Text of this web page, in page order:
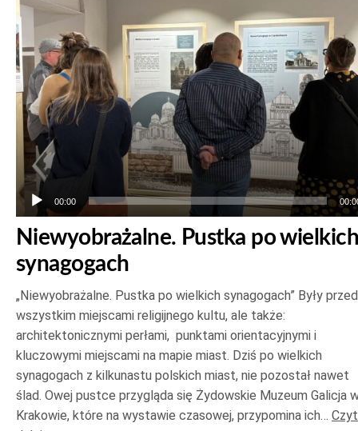
00:00
Niewyobrażalne. Pustka po wielkich
synagogach
„Niewyobrażalne. Pustka po wielkich synagogach” Były
wszystkim miejscami religijnego kultu, ale także:
architektonicznymi perłami, punktami orientacyjnymi i
kluczowymi miejscami na mapie miast. Dziś po wielkich
synagogach z kilkunastu polskich miast, nie pozostał nawet
ślad. Owej pustce przygląda się Żydowskie Muzeum Galicja
Krakowie, które na wystawie czasowej, przypomina ich…